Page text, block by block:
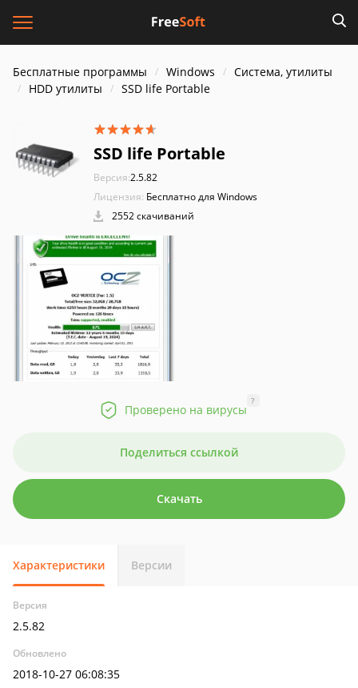
Бесплатные программы Windows
Система, утилиты
HDD утилиты
SSD life Portable
SSD life Portable
Версия:2.5.82
Лицензия: Бесплатно для Windows
2552 скачиваний
Проверено на вирусы
?
Поделиться ссылкой
Скачать
Характеристики Версии
Версия
2.5.82
Обновлено
2018-10-27 06:08:35